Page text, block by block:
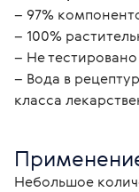
– 97%
– 100%
– Не
– Вода в
класса
Небольшое